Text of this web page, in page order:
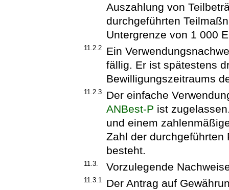
Auszahlung von
durchgeführten
Untergrenze von 1 000
11.2.2
Ein
fällig. Er ist spätestens
Bewilligungszeitraums
11.2.3
Der einfache
ANBest-P ist
und einem
Zahl der
besteht.
11.3. Vorzulegende
11.3.1
Der Antrag auf